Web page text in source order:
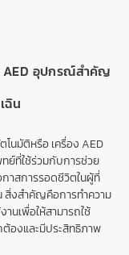
AED อุปกรณ์สำคัญ
ฉิน
โนมัติหรือ เครื่อง AED
ย์ที่ใช้ร่วมกับการช่วย
าสการรอดชีวิตในผู้ที่
สิ่งสำคัญคือการทำความ
านเพื่อให้สามารถใช้
ต้องและมีประสิทธิภาพ